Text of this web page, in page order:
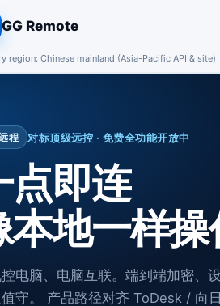
GG Remote
region: Chinese mainland (Asia-Pacific API & site)
程 对标顶级远控 · 免费全功能开放中
点即连
本地一样
电脑、电脑互联。端到端加密、
守。 产品路径对齐 ToDesk / 向